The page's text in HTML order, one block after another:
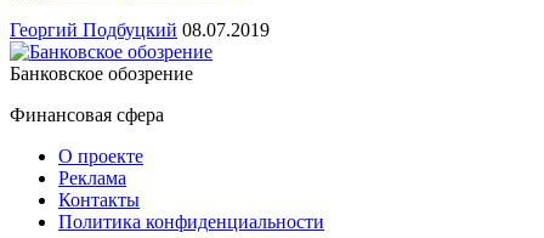
Георгий Подбуцкий 08.07.2019
Банковское обозрение
Финансовая сфера
О проекте
Реклама
Контакты
Политика конфиденциальности